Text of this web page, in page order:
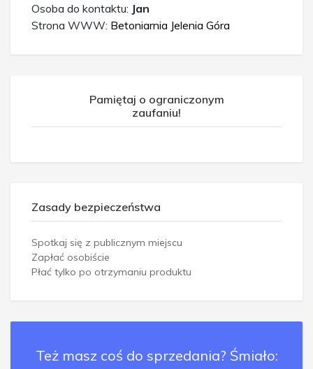
Osoba do kontaktu: Jan
Strona WWW: Betoniarnia Jelenia Góra
Pamiętaj o ograniczonym
zaufaniu!
Zasady bezpieczeństwa
Spotkaj się z publicznym miejscu
Zapłać osobiście
Płać tylko po otrzymaniu produktu
Też masz coś do sprzedania? Śmiało: